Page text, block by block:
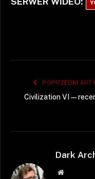
POPRZEDNI
Civilization VI —
Dark
Strona